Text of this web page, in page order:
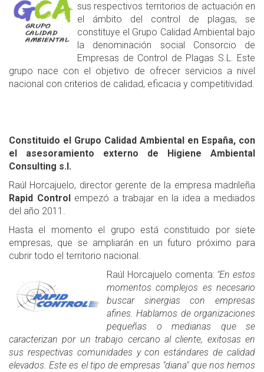
sus respectivos territorios de actuación en
el ámbito del control de plagas, se
constituye el Grupo Calidad Ambiental bajo
la denominación social Consorcio de
Empresas de Control de Plagas S.L. Este
grupo nace con el objetivo de ofrecer servicios a nivel
nacional con criterios de calidad, eficacia y competitividad.
Constituido el Grupo Calidad Ambiental en España, con
el asesoramiento externo de Higiene Ambiental
Consulting s.l.
Raúl Horcajuelo, director gerente de la empresa madrileña
Rapid Control
empezó a trabajar en la idea a mediados
del año 2011.
Hasta el momento el grupo está constituido por siete
empresas, que se ampliarán en un futuro próximo para
cubrir todo el territorio nacional.
Raúl Horcajuelo comenta:"En estos
momentos complejos es necesario
buscar sinergias con empresas
afines. Hablamos de organizaciones
pequeñas o medianas que se
caracterizan por un trabajo cercano al cliente, exitosas en
sus respectivas comunidades y con estándares de calidad
elevados. Este es el tipo de empresas "diana" que nos hemos